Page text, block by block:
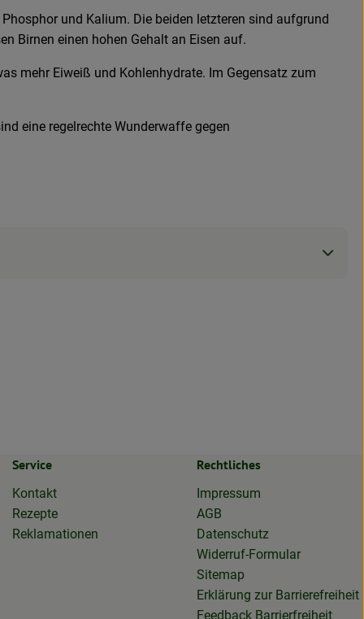
und Kalium. Die beiden letzteren sind aufgrund
Birnen einen hohen Gehalt an Eisen auf.
mehr Eiweiß und Kohlenhydrate. Im Gegensatz zum
eine regelrechte Wunderwaffe gegen
Service
Kontakt
Rezepte
Reklamationen
Rechtliches
Impressum
AGB
Datenschutz
Widerruf-Formular
Sitemap
Erklärung zur Barrierefreiheit
Feedback Barrierfreiheit